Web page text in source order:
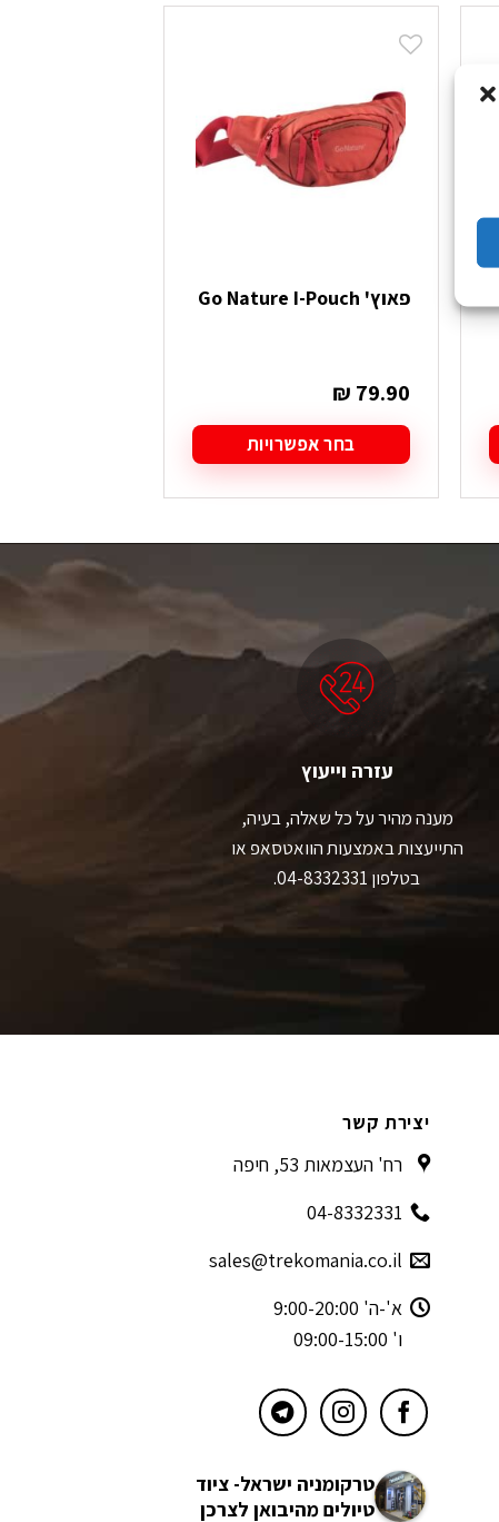
פאוץ' Go Nature I-Pouch
₪ 79.90
בחר אפשרויות
למוצר
זה
ניתן
לבחור
את
האפשרויות
בעמוד
המוצר
מספר
את
האפשרויות
עזרה וייעוץ
מענה מהיר על כל שאלה, בעיה,
התייעצות באמצעות הוואטסאפ או
בטלפון 04-8332331.
יצירת קשר
רח' העצמאות 53, חיפה
04-8332331
sales@trekomania.co.il
א'-ה' 9:00-20:00
ו' 09:00-15:00
טרקומניה ישראל- ציוד
טיולים מהיבואן לצרכן